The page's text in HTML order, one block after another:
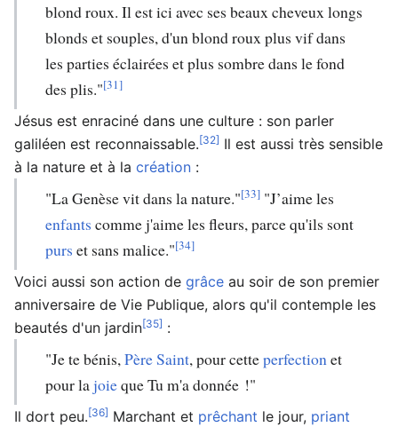
blond roux. Il est ici avec ses beaux cheveux longs
blonds et souples, d'un blond roux plus vif dans
les parties éclairées et plus sombre dans le fond
des plis."[31]
Jésus est enraciné dans une culture : son parler
galiléen est reconnaissable.[32] Il est aussi très sensible
à la nature et à la création :
"La Genèse vit dans la nature."[33] "J’aime les
enfants comme j'aime les fleurs, parce qu'ils sont
purs et sans malice."[34]
Voici aussi son action de grâce au soir de son premier
anniversaire de Vie Publique, alors qu'il contemple les
beautés d'un jardin[35] :
"Je te bénis,PèreSaint, pour cetteperfectionet
pour lajoieque Tu m'a donnée !"
Il dort peu.[36] Marchant et prêchant le jour, priant